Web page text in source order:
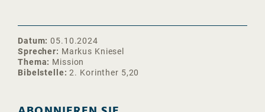
Datum 05.10.2024
Sprecher
Markus Kniesel
Thema
Mission
Bibelstelle 2. Korinther 5,20